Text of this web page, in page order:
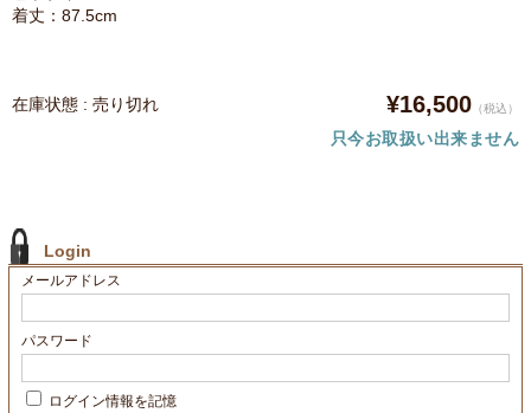
着丈：87.5cm
在庫状態 : 売り切れ ¥16,500 （税込）
只今お取扱い出来ません
Login
メールアドレス
パスワード
ログイン情報を記憶